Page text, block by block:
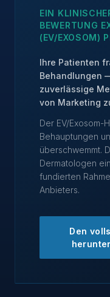
EIN
BEWERTUNG
(EV/EXOSOM)
Ihre Patienten
Behandlungen
zuverlässige
von Marketing
Der EV/Exosom-
Behauptungen
überschwemmt.
Dermatologen
fundierten
Anbieters.
Den